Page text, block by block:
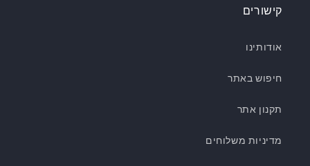
קישורים
אודותינו
חיפוש באתר
תקנון אתר
מדיניות משלוחים